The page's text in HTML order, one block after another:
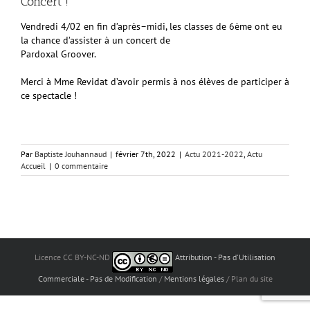
Vendredi 4/02 en fin d’après–midi, les classes de 6ème ont eu
la chance d’assister à un concert de
Pardoxal Groover.
Merci à Mme Revidat d’avoir permis à nos élèves de participer à
ce spectacle !
Par Baptiste Jouhannaud | février 7th, 2022 | Actu 2021-2022 Actu
Accueil | 0 commentaire
Licence CC BY-NC-ND Attribution - Pas d'Utilisation
Commerciale - Pas de Modification / Mentions légales/ Plan du site